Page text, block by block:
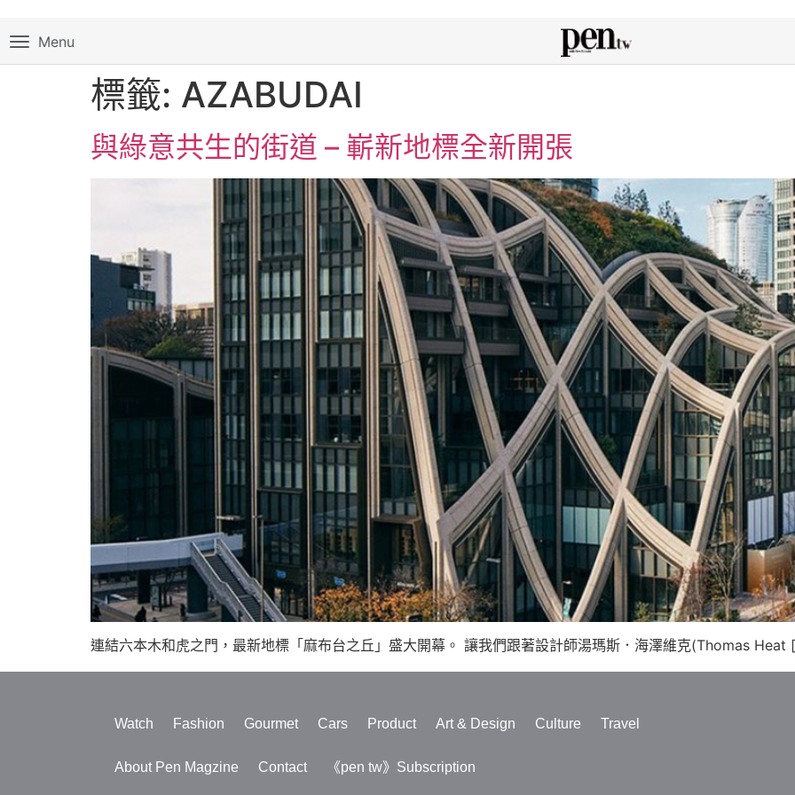
Menu
標籤: AZABUDAI
與綠意共生的街道 – 嶄新地標全新開張
連結六本木和虎之門，最新地標「麻布台之丘」盛大開幕。 讓我們跟著設計師湯瑪斯．海澤維克(Thomas
Watch Fashion Gourmet Cars Product Art & Design Culture Travel
About Pen Magzine Contact 《pen tw》Subscription